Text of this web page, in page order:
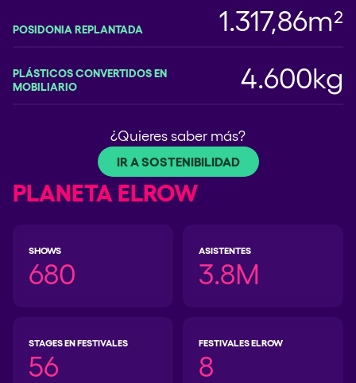
POSIDONIA REPLANTADA 1.317,86m²
PLÁSTICOS CONVERTIDOS EN
MOBILIARIO
4.600kg
¿Quieres saber más?
IR A SOSTENIBILIDAD
PLANETA ELROW
SHOWS
680
ASISTENTES
3.8M
STAGES EN FESTIVALES
56
FESTIVALES ELROW
8